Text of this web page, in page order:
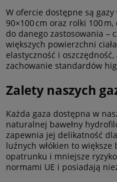
W ofercie dostępne są gazy
90×100 cm oraz rolki 100
do danego zastosowania –
większych powierzchni
elastyczność i
zachowanie standardów
Zalety naszych
Każda gaza dostępna w
naturalnej bawełny
zapewnia jej delikatność
luźnych włókien to
opatrunku i mniejsze
normami UE i posiadają